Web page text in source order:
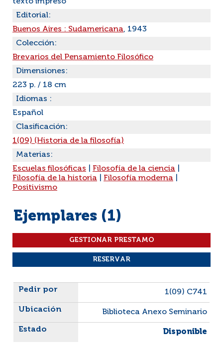
Editorial:
Buenos Aires : Sudamericana, 1943
Colección:
Brevarios del Pensamiento Filosófico
Dimensiones:
223 p. / 18 cm
Idiomas :
Español
Clasificación:
1(09) (Historia de la filosofía)
Materias:
Escuelas filosóficas
Filosofía de la ciencia
Filosofía de la historia
Filosofía moderna
Positivismo
Ejemplares (1)
Liste des exemplaires
1(09) C741
Biblioteca Anexo Seminario
Disponible